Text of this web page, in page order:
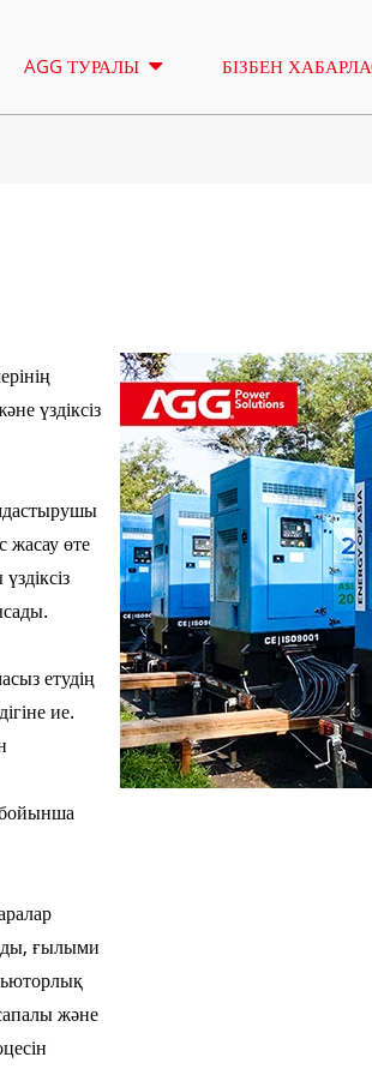
P СЕРИЯСЫ 10-220 КВА
DE СЕРИЯСЫ 22-250 КВА
К СЕРЕЙС 7-49 КВА
V СЕРИЯСЫ 94-285 КВА
P СЕРИЯСЫ
S СЕРИЯСЫ
DE
H СЕРИЯСЫ
V СЕРИЯСЫ
AGG ТУРАЛЫ БІЗБЕН
үздіксіз
жасау өте
етудің
ие.
бойынша
ғылыми
және